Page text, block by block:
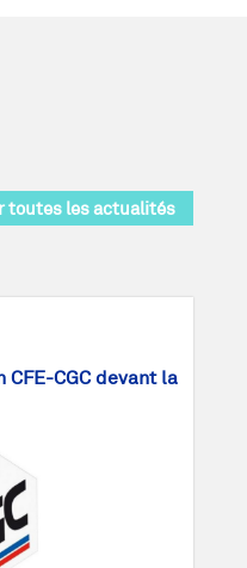
toutes les actualités
CGC devant la